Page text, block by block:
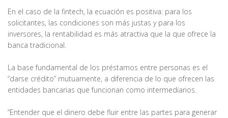
En el caso de la fintech, la ecuación es positiva: para los
solicitantes, las condiciones son más justas y para los
inversores, la rentabilidad es más atractiva que la que ofrece la
banca tradicional.
La base fundamental de los préstamos entre personas es el
“darse crédito” mutuamente, a diferencia de lo que ofrecen las
entidades bancarias que funcionan como intermediarios.
“Entender que el dinero debe fluir entre las partes para generar